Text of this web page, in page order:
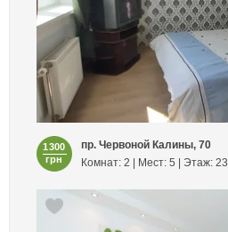
1300
грн
пр. Червоной Калины, 70
Комнат: 2 | Мест: 5 | Этаж: 23